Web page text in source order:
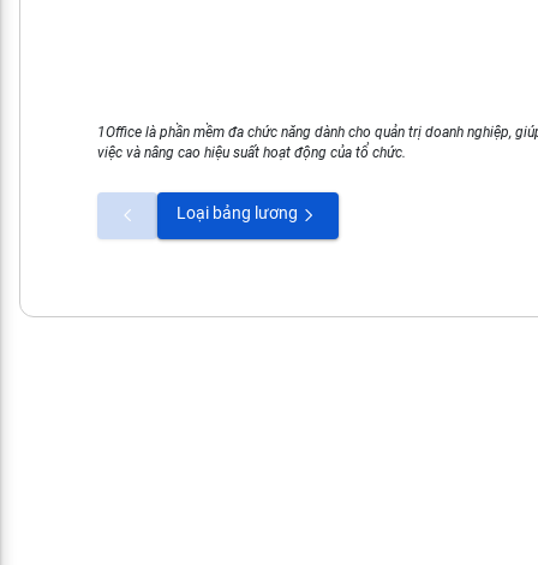
1Office là phần mềm đa chức năng dành cho quản trị doanh nghiệp,
việc và nâng cao hiệu suất hoạt động của tổ chức.
Loại bảng lương